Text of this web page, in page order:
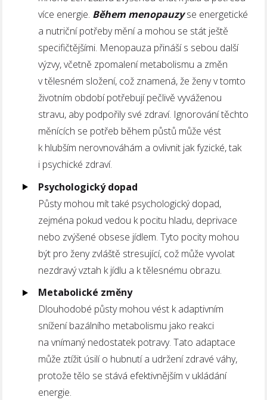
více energie. Během menopauzyse energetické
a nutriční potřeby mění a mohou se stát ještě
specifičtějšími. Menopauza přináší s sebou další
výzvy, včetně zpomalení metabolismu a změn
v tělesném složení, což znamená, že ženy v tomto
životním období potřebují pečlivě vyváženou
stravu, aby podpořily své zdraví. Ignorování těchto
měnících se potřeb během půstů může vést
k hlubším nerovnováhám a ovlivnit jak fyzické, tak
i psychické zdraví.
Psychologický dopad
Půsty mohou mít také psychologický dopad,
zejména pokud vedou k pocitu hladu, deprivace
nebo zvýšené obsese jídlem. Tyto pocity mohou
být pro ženy zvláště stresující, což může vyvolat
nezdravý vztah k jídlu a k tělesnému obrazu.
Metabolické změny
Dlouhodobé půsty mohou vést k adaptivním
snížení bazálního metabolismu jako reakci
na vnímaný nedostatek potravy. Tato adaptace
může ztížit úsilí o hubnutí a udržení zdravé váhy,
protože tělo se stává efektivnějším v ukládání
energie.